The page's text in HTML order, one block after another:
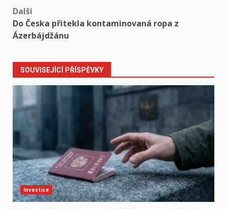
Další
Do Česka přitekla kontaminovaná ropa z
Ázerbájdžánu
SOUVISEJÍCÍ PŘÍSPĚVKY
Investice